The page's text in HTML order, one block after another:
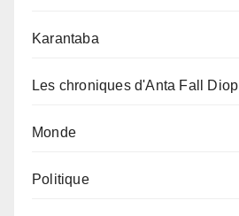
Karantaba
Les chroniques d'Anta Fall Diop
Monde
Politique